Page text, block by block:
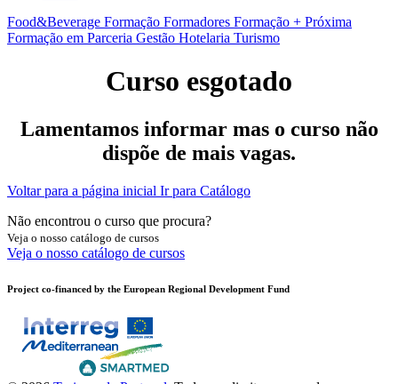
Food&Beverage Formação Formadores Formação + Próxima
Formação em Parceria Gestão Hotelaria Turismo
Curso esgotado
Lamentamos informar mas o curso não
dispõe de mais vagas.
Voltar para a página inicial Ir para Catálogo
Não encontrou o curso que procura?
Veja o nosso catálogo de cursos
Veja o nosso catálogo de cursos
Project co-financed by the European Regional Development Fund